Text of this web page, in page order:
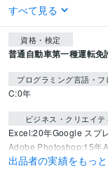
すべて見る
資格・検定
普通自動車第一種運転免
プログラミング言語・フ
C:0年
ビジネス・クリエイ
Excel:20年Google スプ
Adobe Photoshop:15年
Filmora:3年CapCut:3年
出品者の実績をもっ